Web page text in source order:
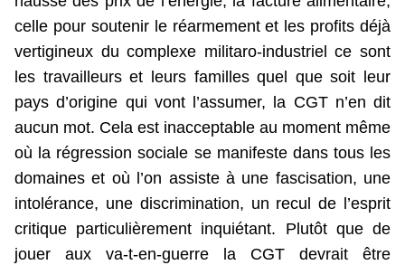
celle pour soutenir le réarmement et les profits déjà
vertigineux du complexe militaro-industriel ce sont
les travailleurs et leurs familles quel que soit leur
pays d’origine qui vont l’assumer, la CGT n’en dit
aucun mot. Cela est inacceptable au moment même
où la régression sociale se manifeste dans tous les
domaines et où l’on assiste à une fascisation, une
intolérance, une discrimination, un recul de l’esprit
critique particulièrement inquiétant. Plutôt que de
jouer aux va-t-en-guerre la CGT devrait être